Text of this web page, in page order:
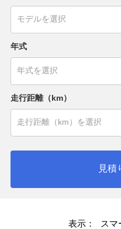
年式
走行距離（km）
見積
表示： スマ